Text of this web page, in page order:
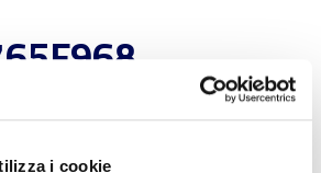
i cookie
n. 10
di acqua da